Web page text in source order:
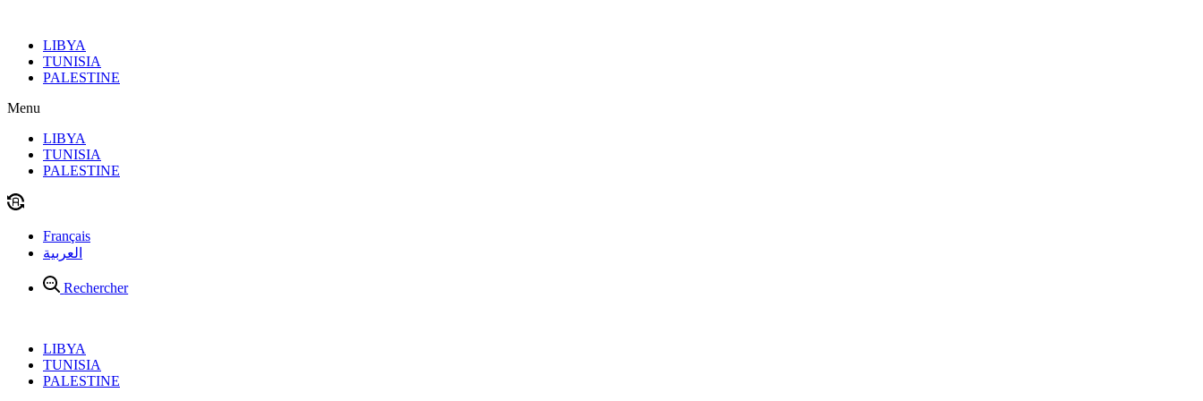
contenuLIBYA
TUNISIA
PALESTINE
Menu
LIBYA
TUNISIA
PALESTINE
Français
العربية
Rechercher
LIBYA
TUNISIA
PALESTINE